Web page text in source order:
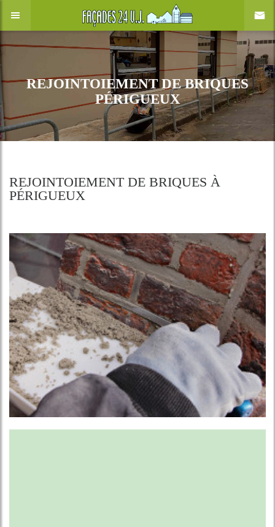
REJOINTOIEMENT DE BRIQUES
PÉRIGUEUX
REJOINTOIEMENT DE BRIQUES À
PÉRIGUEUX